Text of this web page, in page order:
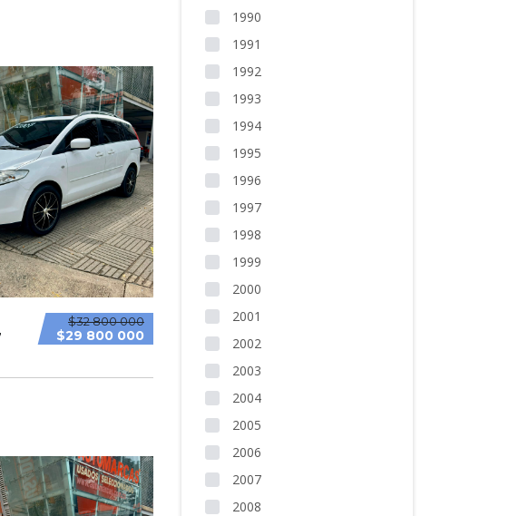
1990
1991
1992
1993
1994
1995
1996
1997
1998
1999
2000
2001
2002
2003
2004
2005
2006
2007
2008
$32 800 000
$29 800 000